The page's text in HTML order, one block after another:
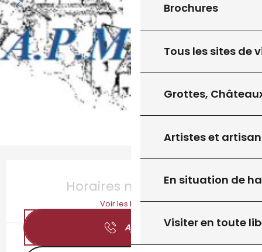
Brochures
Tous les sites de
Grottes,
Artistes et
En situation de
Visiter en toute
Horaires non définis
Voir les horaires
Appeler